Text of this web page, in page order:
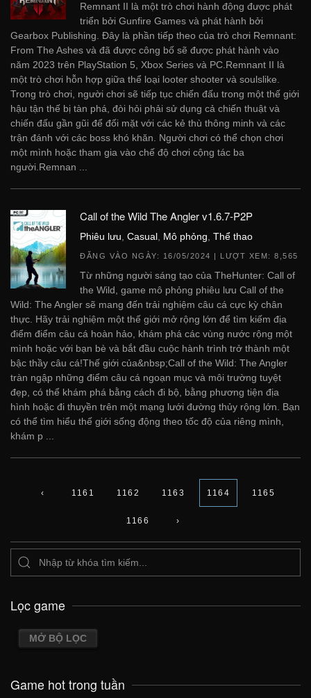
Remnant II là một trò chơi hành động được phát
triển bởi Gunfire Games và phát hành bởi
Gearbox Publishing. Đây là phần tiếp theo của trò chơi Remnant:
From The Ashes và đã được công bố sẽ được phát hành vào
năm 2023 trên PlayStation 5, Xbox Series và PC.Remnant II là
một trò chơi hỗn hợp giữa thể loại looter shooter và soulslike.
Trong trò chơi, người chơi sẽ tiếp tục chiến đấu trong một thế giới
hậu tận thế bị tàn phá, đòi hỏi phải sử dụng cả chiến thuật và
chiến đấu gần gũi để đối mặt với các kẻ thù thông minh và các
trận đánh với các boss khó khăn. Người chơi có thể chọn chơi
một mình hoặc tham gia vào chế độ chơi cộng tác ba
người.Remnan ...
Call of the Wild The Angler v1.6.7-P2P
Phiêu lưu Casual Mô phỏng Thể thao
ĐĂNG VÀO NGÀY: 16/05/2024 | LƯỢT XEM: 8,565
Từ những người sáng tạo của TheHunter: Call of
the Wild, game mô phỏng phiêu lưu Call of the
Wild: The Angler sẽ mang đến trải nghiệm câu cá cực kỳ chân
thực. Hãy trải nghiệm một thế giới mở rộng lớn để tìm kiếm địa
điểm điểm câu cá hoàn hảo, khám phá các vùng nước rộng một
mình hoặc với bạn bè và bắt đầu cuộc hành trình trở thành một
bậc thầy câu cá!Thế giới của&nbsp;Call of the Wild: The Angler
tràn ngập những điểm câu cá ngoạn mục và môi trường tuyệt
đẹp, có thể khám phá bằng cách đi bộ, bằng phương tiện địa
hình hoặc đi thuyền trên một mạng lưới đường thủy rộng lớn. Bạn
có thể tìm hiểu thế giới sống động theo tốc độ của riêng mình,
khám p ...
‹ 1161 1162 1163 1164 1165
1166 ›
Lọc game
MỞ BỘ LỌC
Game hot trong tuần